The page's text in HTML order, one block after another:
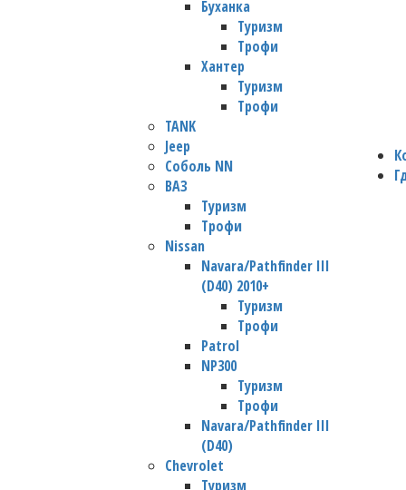
Буханка
Туризм
Трофи
Хантер
Туризм
Трофи
TANK
Jeep
Соболь NN
ВАЗ
Туризм
Трофи
Nissan
Navara/Pathfinder III
(D40) 2010+
Туризм
Трофи
Patrol
NP300
Туризм
Трофи
Navara/Pathfinder III
(D40)
Chevrolet
Туризм